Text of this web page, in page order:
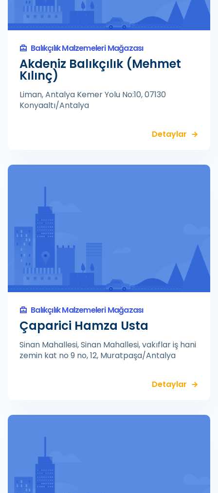
Balıkçılık Malzemeleri Mağazası
Akdeniz Balıkçılık (Mehmet
Kılınç)
Liman, Antalya Kemer Yolu No:10, 07130
Konyaaltı/Antalya
Detaylar
Balıkçılık Malzemeleri Mağazası
Çaparici Hamza Usta
Sinan Mahallesi, Sinan Mahallesi, vakıflar iş hani
zemin kat no 9 no, 12, Muratpaşa/Antalya
Detaylar